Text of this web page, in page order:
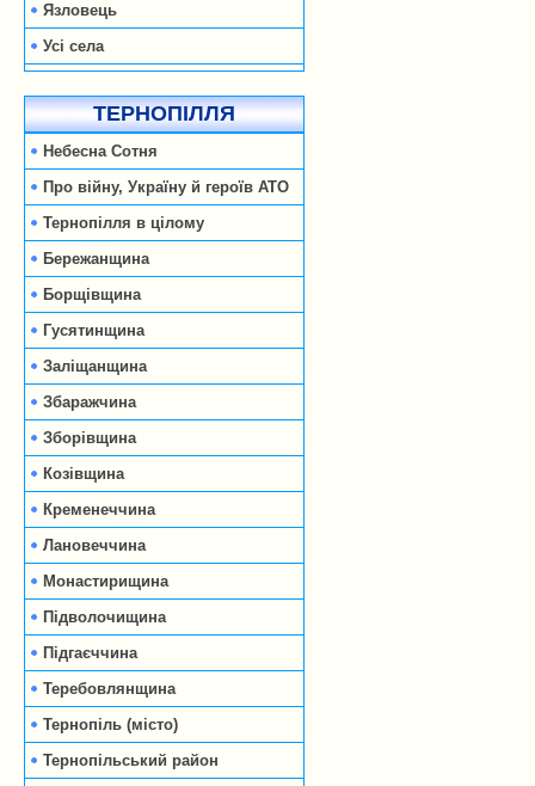
Язловець
Усі села
ТЕРНОПІЛЛЯ
Небесна Сотня
Про війну, Україну й героїв АТО
Тернопілля в цілому
Бережанщина
Борщівщина
Гусятинщина
Заліщанщина
Збаражчина
Зборівщина
Козівщина
Кременеччина
Лановеччина
Монастирищина
Підволочищина
Підгаєччина
Теребовлянщина
Тернопіль (місто)
Тернопільський район